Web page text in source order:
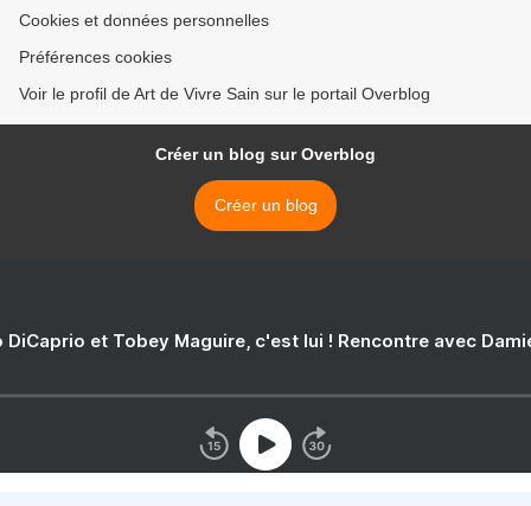
Cookies et données personnelles
Préférences cookies
Voir le profil de Art de Vivre Sain sur le portail Overblog
Créer un blog sur Overblog
Créer un blog
DiCaprio et Tobey Maguire, c'est lui ! Rencontre avec